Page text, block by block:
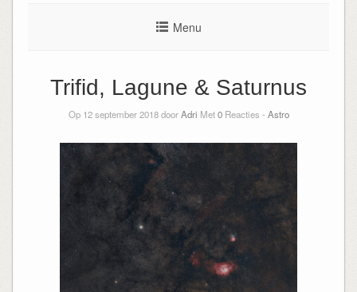
Menu
Trifid, Lagune & Saturnus
Op 12 september 2018 doorAdri Met0Reacties - Astro